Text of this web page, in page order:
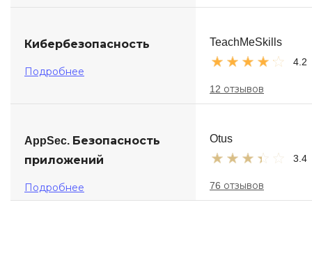
Кибербезопасность
Подробнее
TeachMeSkills
4.2
12 отзывов
AppSec. Безопасность
приложений
Подробнее
Otus
3.4
76 отзывов